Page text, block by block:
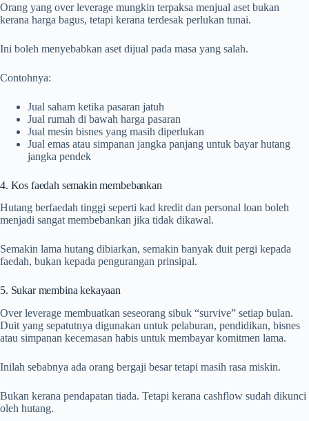
Orang yang over leverage mungkin terpaksa menjual aset bukan
kerana harga bagus, tetapi kerana terdesak perlukan tunai.
Ini boleh menyebabkan aset dijual pada masa yang salah.
Contohnya:
Jual saham ketika pasaran jatuh
Jual rumah di bawah harga pasaran
Jual mesin bisnes yang masih diperlukan
Jual emas atau simpanan jangka panjang untuk bayar hutang
jangka pendek
4. Kos faedah semakin membebankan
Hutang berfaedah tinggi seperti kad kredit dan personal loan boleh
menjadi sangat membebankan jika tidak dikawal.
Semakin lama hutang dibiarkan, semakin banyak duit pergi kepada
faedah, bukan kepada pengurangan prinsipal.
5. Sukar membina kekayaan
Over leverage membuatkan seseorang sibuk “survive” setiap bulan.
Duit yang sepatutnya digunakan untuk pelaburan, pendidikan, bisnes
atau simpanan kecemasan habis untuk membayar komitmen lama.
Inilah sebabnya ada orang bergaji besar tetapi masih rasa miskin.
Bukan kerana pendapatan tiada. Tetapi kerana cashflow sudah dikunci
oleh hutang.